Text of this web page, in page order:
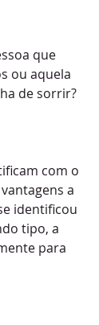
que
ou aquela
de sorrir?
com o
a
identificou
tipo, a
para